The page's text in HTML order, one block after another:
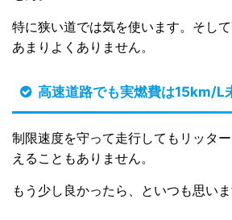
特に狭い道では気を使います。そし
あまりよくありません。
高速道路でも実燃費は15km/L
制限速度を守って走行してもリッタ
えることもありません。
もう少し良かったら、といつも思いま